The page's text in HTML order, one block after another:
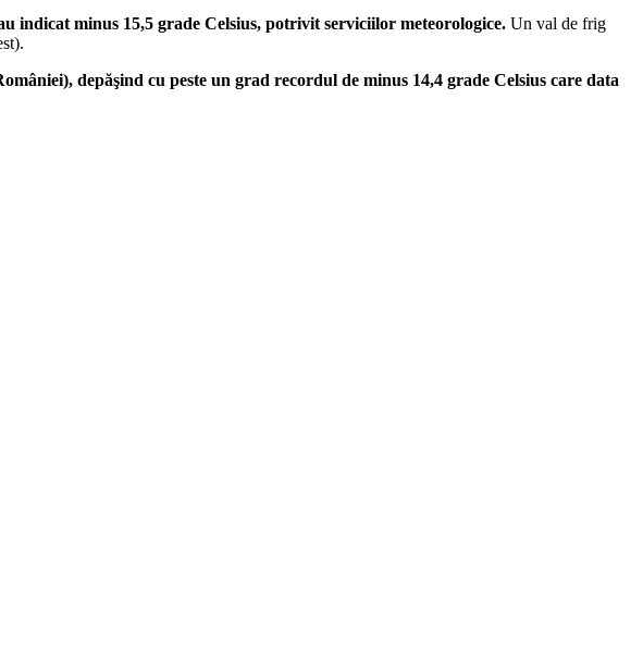
indicat minus 15,5 grade Celsius, potrivit serviciilor meteorologice. Un val de frig
depăşind cu peste un grad recordul de minus 14,4 grade Celsius care data